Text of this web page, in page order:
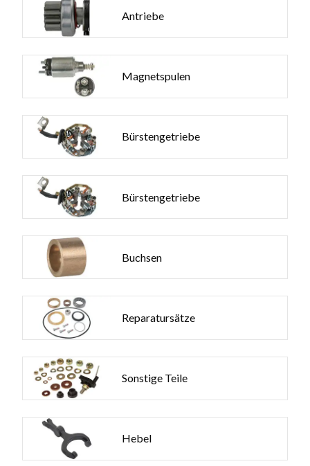
Antriebe
Magnetspulen
Bürstengetriebe
Bürstengetriebe
Buchsen
Reparatursätze
Sonstige Teile
Hebel